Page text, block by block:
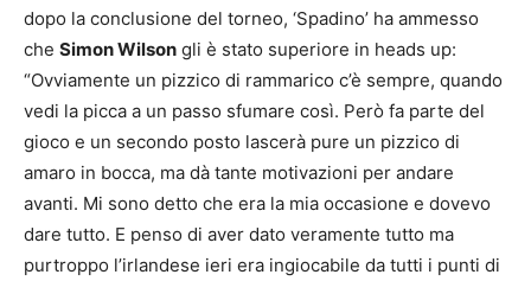
dopo la conclusione del torneo, ‘Spadino’ ha ammesso
che Simon Wilson gli è stato superiore in heads up:
“Ovviamente un pizzico di rammarico c’è sempre, quando
vedi la picca a un passo sfumare così. Però fa parte del
gioco e un secondo posto lascerà pure un pizzico di
amaro in bocca, ma dà tante motivazioni per andare
avanti. Mi sono detto che era la mia occasione e dovevo
dare tutto. E penso di aver dato veramente tutto ma
purtroppo l’irlandese ieri era ingiocabile da tutti i punti di